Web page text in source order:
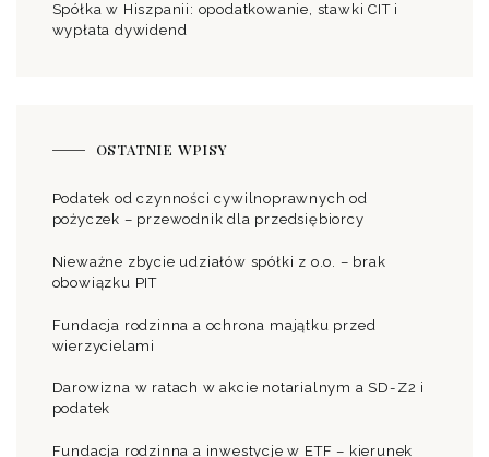
Spółka w Hiszpanii: opodatkowanie, stawki CIT i
wypłata dywidend
OSTATNIE WPISY
Podatek od czynności cywilnoprawnych od
pożyczek – przewodnik dla przedsiębiorcy
Nieważne zbycie udziałów spółki z o.o. – brak
obowiązku PIT
Fundacja rodzinna a ochrona majątku przed
wierzycielami
Darowizna w ratach w akcie notarialnym a SD-Z2 i
podatek
Fundacja rodzinna a inwestycje w ETF – kierunek